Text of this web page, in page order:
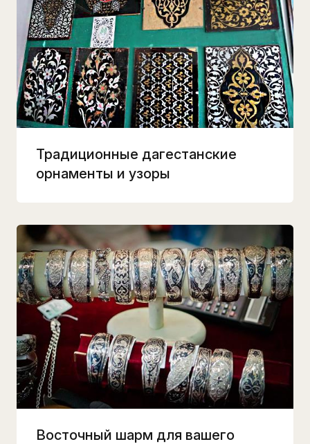
Традиционные дагестанские
орнаменты и узоры
Восточный шарм для вашего